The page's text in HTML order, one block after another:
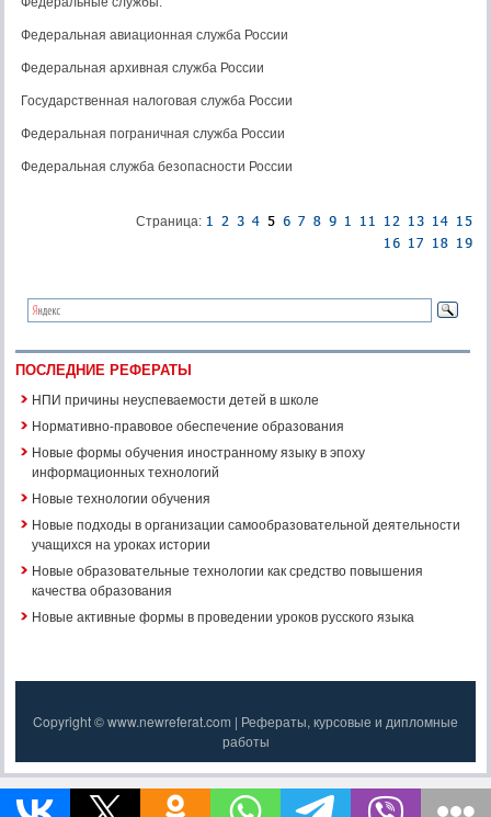
Федеральная авиационная служба России
Федеральная архивная служба России
Государственная налоговая служба России
Федеральная пограничная служба России
Федеральная служба безопасности России
Страница:
ПОСЛЕДНИЕ РЕФЕРАТЫ
НПИ причины неуспеваемости детей в школе
Нормативно-правовое обеспечение образования
Новые формы обучения иностранному языку в эпоху
информационных технологий
Новые технологии обучения
Новые подходы в организации самообразовательной деятельности
учащихся на уроках истории
Новые образовательные технологии как средство повышения
качества образования
Новые активные формы в проведении уроков русского языка
Copyright © www.newreferat.com | Рефераты, курсовые и дипломные
работы